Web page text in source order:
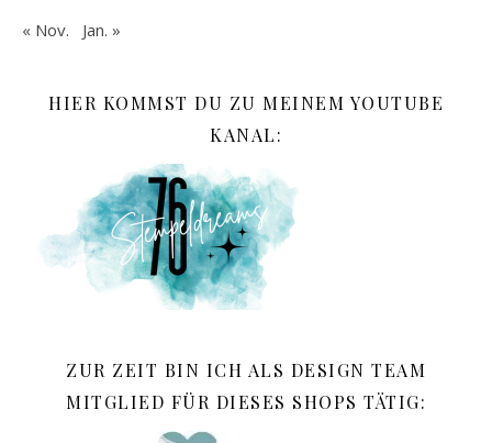
« Nov. Jan. »
HIER KOMMST DU ZU MEINEM YOUTUBE
KANAL:
ZUR ZEIT BIN ICH ALS DESIGN TEAM
MITGLIED FÜR DIESES SHOPS TÄTIG: